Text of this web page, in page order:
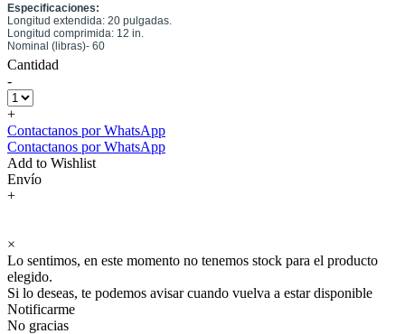
Especificaciones:
Longitud extendida: 20 pulgadas.
Longitud comprimida: 12 in.
Nominal (libras)- 60
Cantidad
-
+
Contactanos por WhatsApp
Contactanos por WhatsApp
Add to Wishlist
Envío
+
×
Lo sentimos, en este momento no tenemos stock para el producto
elegido.
Si lo deseas, te podemos avisar cuando vuelva a estar disponible
Notificarme
No gracias